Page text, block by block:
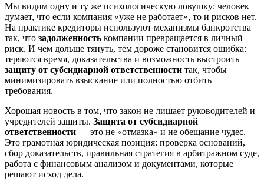
Мы видим одну и ту же психологическую ловушку: человек
думает, что если компания «уже не работает», то и рисков нет.
На практике кредиторы используют механизмы банкротства
так, что задолженность компании превращается в личный
риск. И чем дольше тянуть, тем дороже становится ошибка:
теряются время, доказательства и возможность выстроить
защиту от субсидиарной ответственности так, чтобы
минимизировать взыскание или полностью отбить
требования.
Хорошая новость в том, что закон не лишает руководителей и
учредителей защиты. Защита от субсидиарной
ответственности — это не «отмазка» и не обещание чудес.
Это грамотная юридическая позиция: проверка оснований,
сбор доказательств, правильная стратегия в арбитражном суде,
работа с финансовым анализом и документами, которые
решают исход дела.